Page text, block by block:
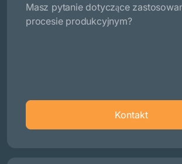
Masz pytanie dotyczące
procesie produkcyjnym?
Kontakt